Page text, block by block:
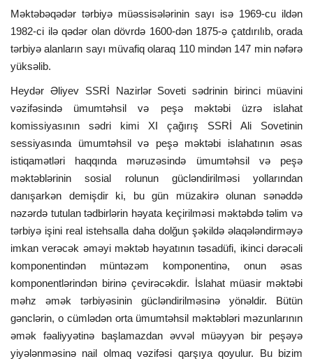
Məktəbəqədər tərbiyə müəssisələrinin sayı isə 1969-cu ildən
1982-ci ilə qədər olan dövrdə 1600-dən 1875-ə çatdırılıb, orada
tərbiyə alanların sayı müvafiq olaraq 110 mindən 147 min nəfərə
yüksəlib.
Heydər Əliyev SSRİ Nazirlər Soveti sədrinin birinci müavini
vəzifəsində ümumtəhsil və peşə məktəbi üzrə islahat
komissiyasının sədri kimi XI çağırış SSRİ Ali Sovetinin
sessiyasında ümumtəhsil və peşə məktəbi islahatının əsas
istiqamətləri haqqında məruzəsində ümumtəhsil və peşə
məktəblərinin sosial rolunun gücləndirilməsi yollarından
danışarkən demişdir ki, bu gün müzakirə olunan sənəddə
nəzərdə tutulan tədbirlərin həyata keçirilməsi məktəbdə təlim və
tərbiyə işini real istehsalla daha dolğun şəkildə əlaqələndirməyə
imkan verəcək əməyi məktəb həyatının təsadüfi, ikinci dərəcəli
komponentindən müntəzəm komponentinə, onun əsas
komponentlərindən birinə çevirəcəkdir. İslahat müasir məktəbi
məhz əmək tərbiyəsinin gücləndirilməsinə yönəldir. Bütün
gənclərin, o cümlədən orta ümumtəhsil məktəbləri məzunlarının
əmək fəaliyyətinə başlamazdan əvvəl müəyyən bir peşəyə
yiyələnməsinə nail olmaq vəzifəsi qarşıya qoyulur. Bu bizim